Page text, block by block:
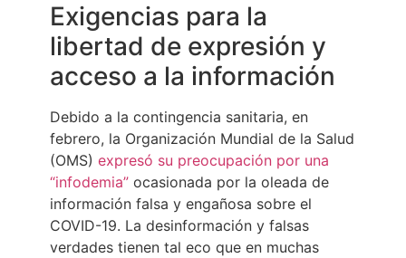
Exigencias para la
libertad de expresión y
acceso a la información
Debido a la contingencia sanitaria, en
febrero, la Organización Mundial de la Salud
(OMS) expresó su preocupación por una
“infodemia” ocasionada por la oleada de
información falsa y engañosa sobre el
COVID-19. La desinformación y falsas
verdades tienen tal eco que en muchas